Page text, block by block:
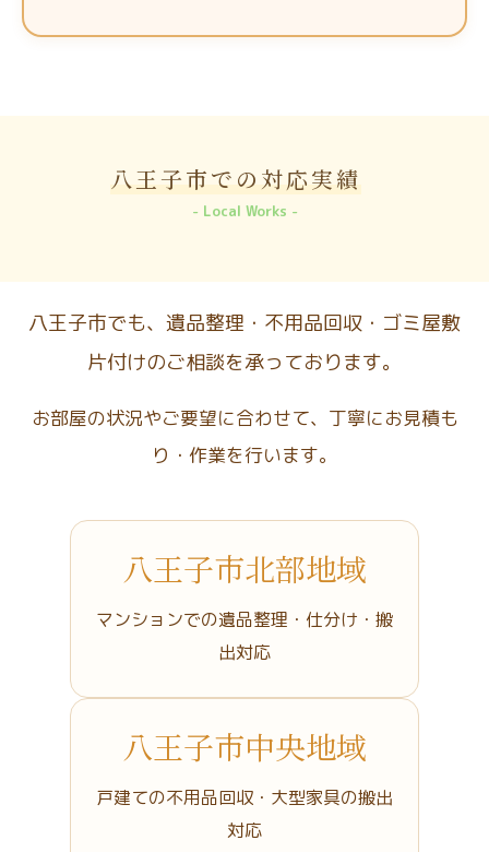
八王子市での対応実績
Local Works
八王子市でも、遺品整理・不用品回収・ゴミ屋敷
片付けのご相談を承っております。
お部屋の状況やご要望に合わせて、丁寧にお見積も
り・作業を行います。
八王子市北部地域
マンションでの遺品整理・仕分け・搬
出対応
八王子市中央地域
戸建ての不用品回収・大型家具の搬出
対応